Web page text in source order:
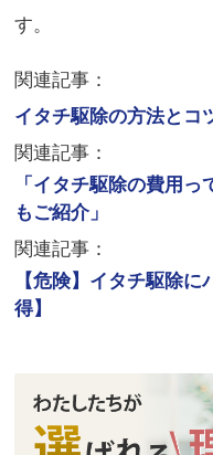
す。
関連記事：
イタチ駆除の方法とコ
関連記事：
「イタチ駆除の費用
もご紹介」
関連記事：
【危険】イタチ駆除
得】